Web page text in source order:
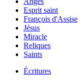
Esprit saint
François d'Assise
Jésus
Miracle
Reliques
Saints
Écritures